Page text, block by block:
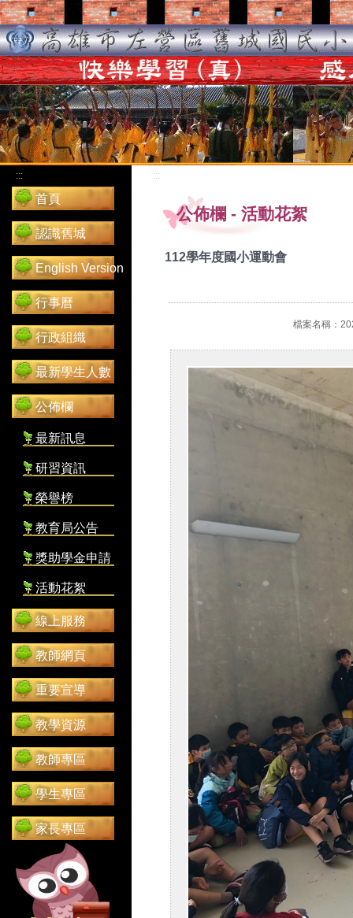
:::
首頁
認識舊城
English Version
行事曆
行政組織
最新學生人數
公佈欄
最新訊息
研習資訊
榮譽榜
教育局公告
獎助學金申請
活動花絮
線上服務
教師網頁
重要宣導
教學資源
教師專區
學生專區
家長專區
:::
公佈欄 - 活動花絮
112學年度國小運動會
檔案名稱：